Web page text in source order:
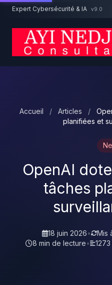
Aller au contenu principal
Expert Cybersécurité & IA v9.0
Accueil / Articles /
planifiées et
OpenAI
tâches
18 juin 2026• Mis
8 min de lecture•
Un projet cybersécurité ?